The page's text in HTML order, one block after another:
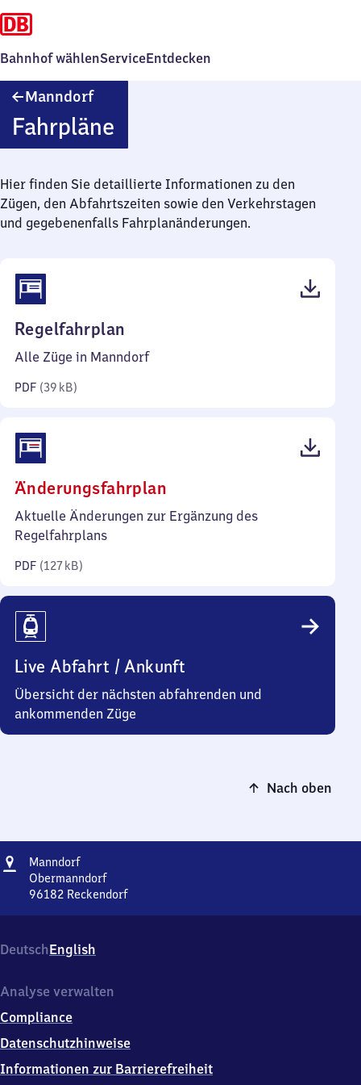
Bahnhof wählenServiceEntdecken
ManndorfManndorf
Fahrpläne
Hier finden Sie detaillierte Informationen zu den
Zügen, den Abfahrtszeiten sowie den Verkehrstagen
und gegebenenfalls Fahrplanänderungen.
Regelfahrplan
39
Alle Züge in Manndorf
PDF (39 kB)
Änderungsfahrplan
127
Aktuelle Änderungen zur Ergänzung des
Regelfahrplans
PDF (127 kB)
Live Abfahrt / Ankunft
Übersicht der nächsten abfahrenden und
ankommenden Züge
Nach oben
Adresse
ManndorfManndorf
Obermanndorf
96182 Reckendorf
9
6
8
Reckendorf
DeutschEnglish
Analyse verwalten
Compliance
Datenschutzhinweise
Informationen zur Barrierefreiheit